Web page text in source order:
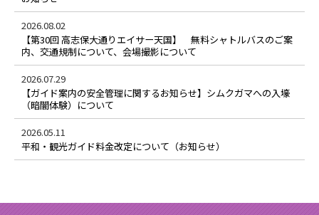
2026.08.02
【第30回 高志保大通りエイサー天国】 無料シャトルバスのご案
内、交通規制について、会場撮影について
2026.07.29
【ガイド案内の安全管理に関するお知らせ】シムクガマへの入壕
（暗闇体験）について
2026.05.11
平和・観光ガイド料金改定について（お知らせ）